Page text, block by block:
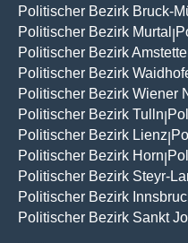
Politischer Bezirk Bruck-
Politischer Bezirk Murtal
Politischer Bezirk
Politischer Bezirk
Politischer Bezirk Wiener
Politischer Bezirk Tulln
Politischer Bezirk Lienz
Politischer Bezirk Horn
Politischer Bezirk Steyr-
Politischer Bezirk
Politischer Bezirk Sankt